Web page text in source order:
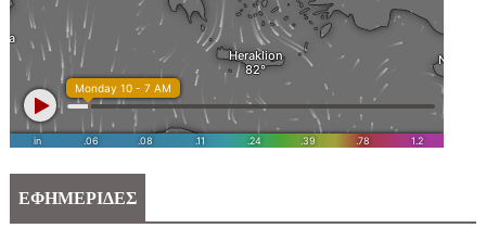
ΕΦΗΜΕΡΙΔΕΣ